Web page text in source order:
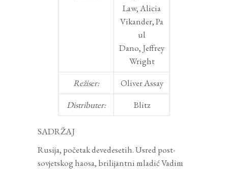
Law,Alicia
Vikander,Pa
ul
Dano, Jeffrey
Wright
Režiser:
Oliver Assay
Distributer:
Blitz
SADRŽAJ
Rusija, početak devedesetih. Usred post-
sovjetskog haosa, brilijantni mladić Vadim